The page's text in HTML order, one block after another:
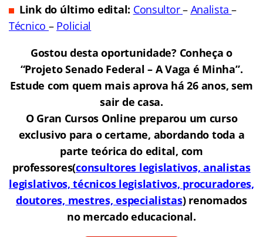
Link do último edital: Consultor– Analista–
Técnico – Policial
Gostou desta oportunidade? Conheça o
“Projeto Senado Federal – A Vaga é Minha”.
Estude com quem mais aprova há 26 anos, sem
sair de casa.
O Gran Cursos Online preparou um curso
exclusivo para o certame, abordando toda a
parte teórica do edital, com
professores(consultores legislativos, analistas
legislativos, técnicos legislativos, procuradores,
doutores, mestres, especialistas) renomados
no mercado educacional.